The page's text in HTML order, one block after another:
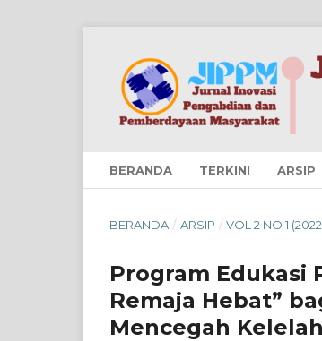
BERANDA TERKINI ARSIP
BERANDA / ARSIP / VOL 2 NO 1
Program Edukasi
Remaja Hebat”
Mencegah